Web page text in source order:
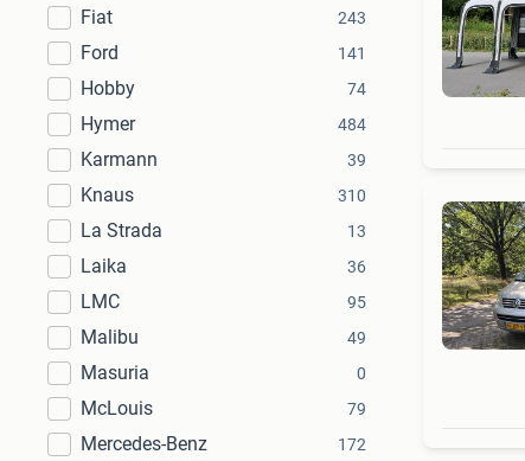
Fiat 243
Ford 141
Hobby 74
Hymer 484
Karmann 39
Knaus 310
La Strada 13
Laika 36
LMC 95
Malibu 49
Masuria 0
McLouis 79
Mercedes-Benz 172